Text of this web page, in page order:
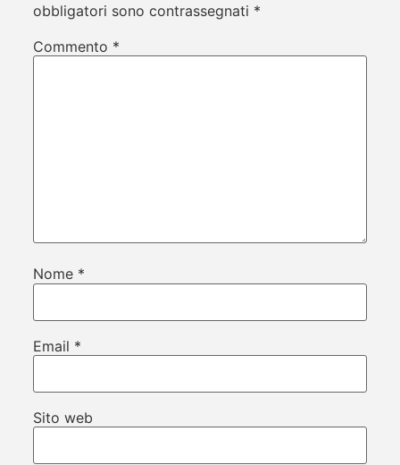
obbligatori sono contrassegnati *
Commento *
Nome *
Email *
Sito web